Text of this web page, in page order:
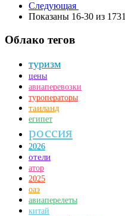
Следующая
Показаны 16-30 из 1731
Облако тегов
туризм
цены
авиаперевозки
туроператоры
таиланд
египет
россия
2026
отели
атор
2025
оаэ
авиаперелеты
китай